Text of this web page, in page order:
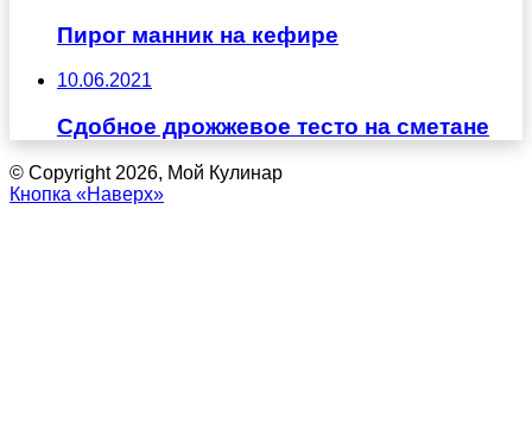
Пирог манник на кефире
10.06.2021
Сдобное дрожжевое тесто на сметане
© Copyright 2026, Мой Кулинар
Кнопка «Наверх»